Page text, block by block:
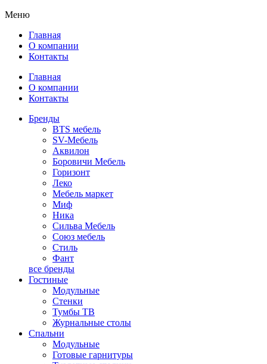
Меню
Главная
О компании
Контакты
Главная
О компании
Контакты
Бренды
BTS мебель
SV-Мебель
Аквилон
Боровичи Мебель
Горизонт
Леко
Мебель маркет
Миф
Ника
Сильва Мебель
Союз мебель
Стиль
Фант
все бренды
Гостиные
Модульные
Стенки
Тумбы ТВ
Журнальные столы
Спальни
Модульные
Готовые гарнитуры